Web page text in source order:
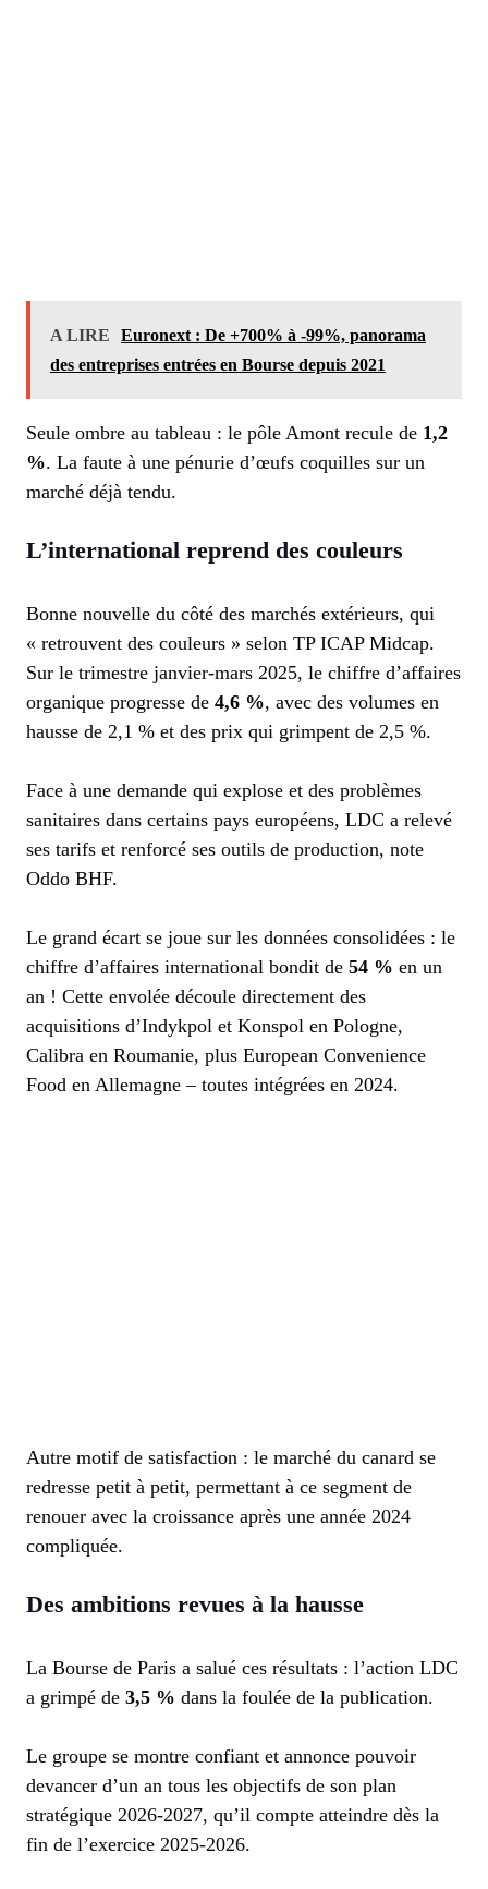
A LIRE
Euronext : De +700% à -99%, panorama
des entreprises entrées en Bourse depuis 2021
Seule ombre au tableau : le pôle Amont recule de 1,2
%. La faute à une pénurie d’œufs coquilles sur un
marché déjà tendu.
L’international reprend des couleurs
Bonne nouvelle du côté des marchés extérieurs, qui
« retrouvent des couleurs » selon TP ICAP Midcap.
Sur le trimestre janvier-mars 2025, le chiffre d’affaires
organique progresse de 4,6 %, avec des volumes en
hausse de 2,1 % et des prix qui grimpent de 2,5 %.
Face à une demande qui explose et des problèmes
sanitaires dans certains pays européens, LDC a relevé
ses tarifs et renforcé ses outils de production, note
Oddo BHF.
Le grand écart se joue sur les données consolidées : le
chiffre d’affaires international bondit de 54 % en un
an ! Cette envolée découle directement des
acquisitions d’Indykpol et Konspol en Pologne,
Calibra en Roumanie, plus European Convenience
Food en Allemagne – toutes intégrées en 2024.
Autre motif de satisfaction : le marché du canard se
redresse petit à petit, permettant à ce segment de
renouer avec la croissance après une année 2024
compliquée.
Des ambitions revues à la hausse
La Bourse de Paris a salué ces résultats : l’action LDC
a grimpé de 3,5 % dans la foulée de la publication.
Le groupe se montre confiant et annonce pouvoir
devancer d’un an tous les objectifs de son plan
stratégique 2026-2027, qu’il compte atteindre dès la
fin de l’exercice 2025-2026.